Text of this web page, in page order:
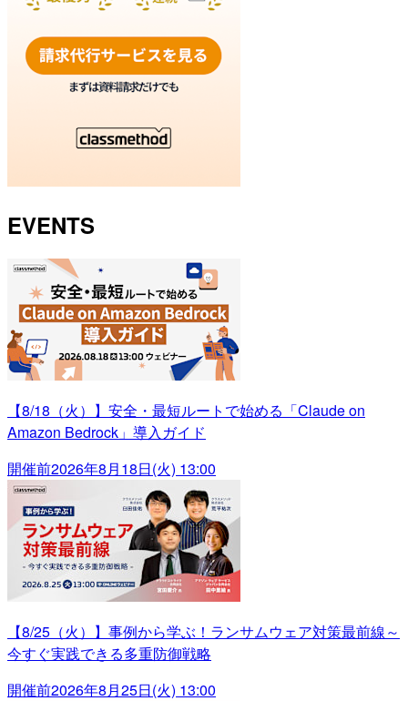
EVENTS
【8/18（火）】安全・最短ルートで始める「Claude on
Amazon Bedrock」導入ガイド
開催前2026年8月18日(火) 13:00
【8/25（火）】事例から学ぶ！ランサムウェア対策最前線～
今すぐ実践できる多重防御戦略
開催前2026年8月25日(火) 13:00